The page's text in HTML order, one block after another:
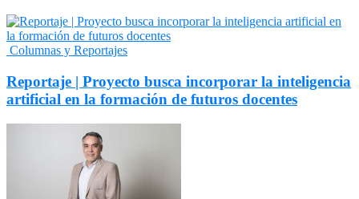
Columnas y Reportajes
Reportaje | Proyecto busca incorporar la inteligencia
artificial en la formación de futuros docentes